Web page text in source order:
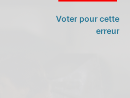
Voter pour cette
erreur